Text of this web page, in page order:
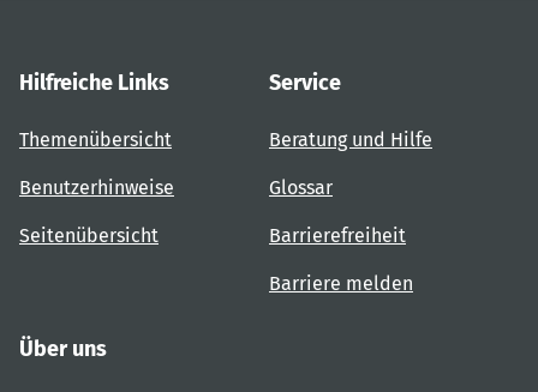
Hilfreiche Links
Themenübersicht
Benutzerhinweise
Seitenübersicht
Service
Beratung und Hilfe
Glossar
Barrierefreiheit
Barriere melden
Über uns